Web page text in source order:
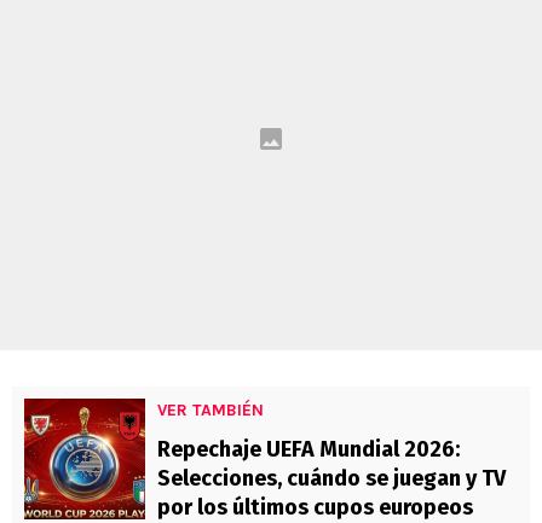
VER TAMBIÉN
Repechaje UEFA Mundial 2026:
Selecciones, cuándo se juegan y TV
por los últimos cupos europeos